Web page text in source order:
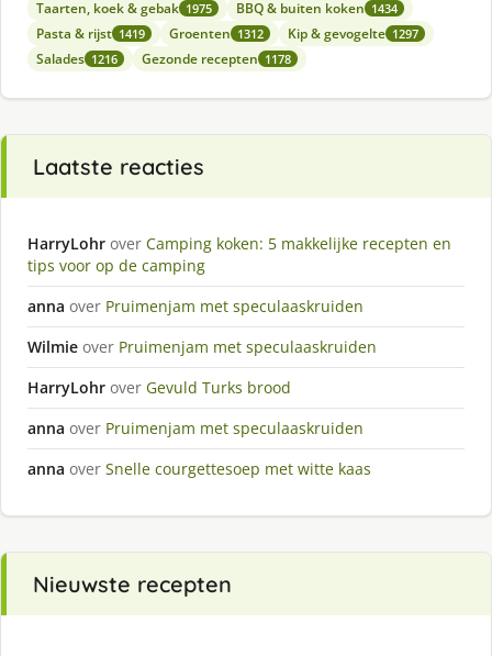
Taarten, koek & gebak 1975 BBQ & buiten koken 1434
Pasta & rijst 1419 Groenten 1312 Kip & gevogelte 1297
Salades 1216 Gezonde recepten 1178
Laatste reacties
HarryLohr over Camping koken: 5 makkelijke recepten en
tips voor op de camping
anna over Pruimenjam met speculaaskruiden
Wilmie over Pruimenjam met speculaaskruiden
HarryLohr over Gevuld Turks brood
anna over Pruimenjam met speculaaskruiden
anna over Snelle courgettesoep met witte kaas
Nieuwste recepten